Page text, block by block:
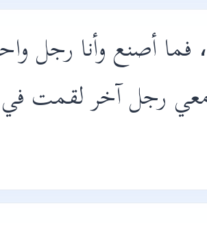
أصنع وأنا رجل
معي رجل آخر لقمت في